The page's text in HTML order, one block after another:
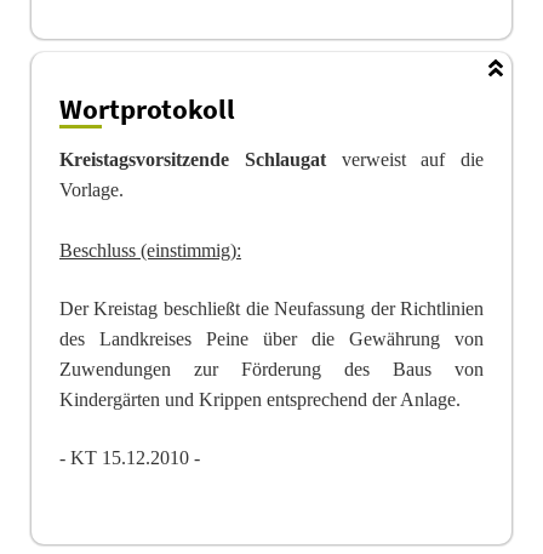
Wortprotokoll
Kreistagsvorsitzende Schlaugatverweist auf die
Vorlage.
Beschluss (einstimmig):
Der Kreistag beschließt die Neufassung der Richtlinien
des Landkreises Peine über die Gewährung von
Zuwendungen zur Förderung des Baus von
Kindergärten und Krippen entsprechend der Anlage.
- KT 15.12.2010 -